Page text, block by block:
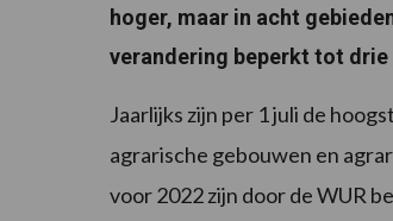
hoger, maar in acht
verandering beperkt tot drie
Jaarlijks zijn per 1 juli de
agrarische gebouwen en
voor 2022 zijn door de WUR